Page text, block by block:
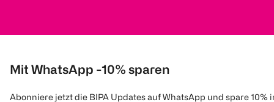
Mit WhatsApp -10% sparen
Abonniere jetzt die BIPA Updates auf WhatsApp und spare 10%